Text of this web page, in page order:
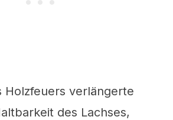
Holzfeuers verlängerte
des Lachses,